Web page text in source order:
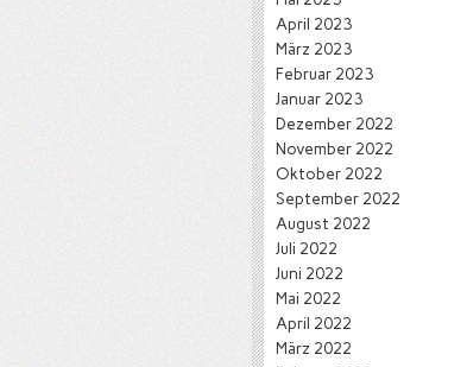
April 2023
März 2023
Februar 2023
Januar 2023
Dezember 2022
November 2022
Oktober 2022
September 2022
August 2022
Juli 2022
Juni 2022
Mai 2022
April 2022
März 2022